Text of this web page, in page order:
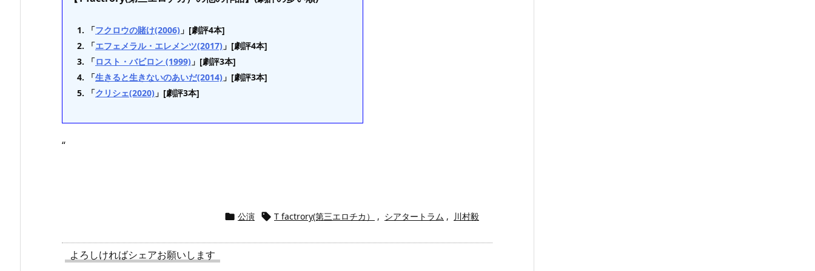
「フクロウの賭け(2006) 」[劇評4本]
「エフェメラル・エレメンツ(2017) 」[劇評4本]
「ロスト・バビロン (1999) 」[劇評3本]
「生きると生きないのあいだ(2014) 」[劇評3本]
「クリシェ(2020) 」[劇評3本]
“
 公演  T factrory(第三エロチカ） , シアタートラム , 川村毅
よろしければシェアお願いします